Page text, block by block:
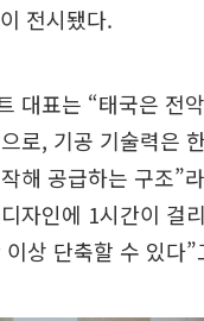
전시됐다.
대표는 “태국은 전
로, 기공 기술력은
해 공급하는 구조”
자인에 1시간이 걸
상 단축할 수 있다